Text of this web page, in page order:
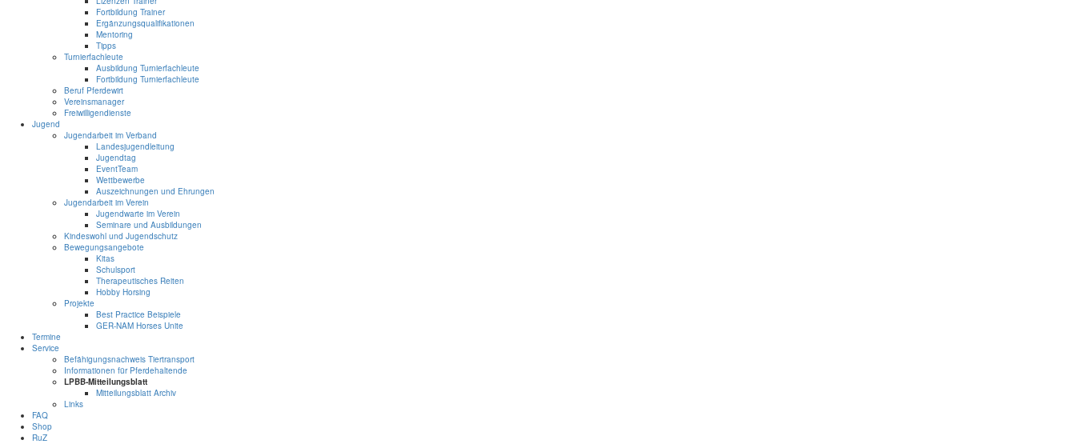
Fortbildung Trainer
Ergänzungsqualifikationen
Mentoring
Tipps
Turnierfachleute
Ausbildung Turnierfachleute
Fortbildung Turnierfachleute
Beruf Pferdewirt
Vereinsmanager
Freiwilligendienste
Jugend
Jugendarbeit im Verband
Landesjugendleitung
Jugendtag
EventTeam
Wettbewerbe
Auszeichnungen und Ehrungen
Jugendarbeit im Verein
Jugendwarte im Verein
Seminare und Ausbildungen
Kindeswohl und Jugendschutz
Bewegungsangebote
Kitas
Schulsport
Therapeutisches Reiten
Hobby Horsing
Projekte
Best Practice Beispiele
GER-NAM Horses Unite
Termine
Service
Befähigungsnachweis Tiertransport
Informationen für Pferdehaltende
LPBB-Mitteilungsblatt
Mitteilungsblatt Archiv
Links
FAQ
Shop
RuZ